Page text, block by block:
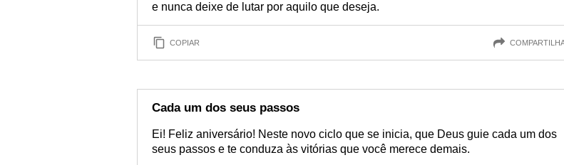
e nunca deixe de lutar por aquilo que deseja.
COPIAR
Cada um dos seus passos
Ei! Feliz aniversário! Neste novo ciclo que se inicia, que Deus guie cada um dos
seus passos e te conduza às vitórias que você merece demais.